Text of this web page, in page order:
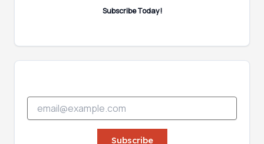
Subscribe Today!
a
i
l
E
Subscribe